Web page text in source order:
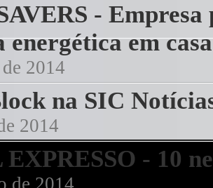
-
energética em
2014
na SIC
2014
- 10
de 2014